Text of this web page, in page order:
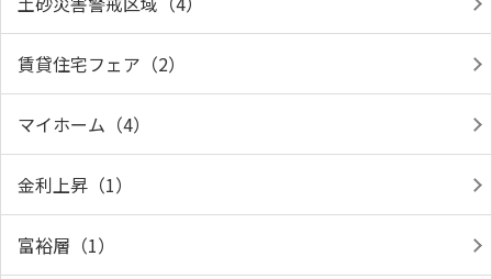
賃貸住宅フェア（2）
マイホーム（4）
金利上昇（1）
富裕層（1）